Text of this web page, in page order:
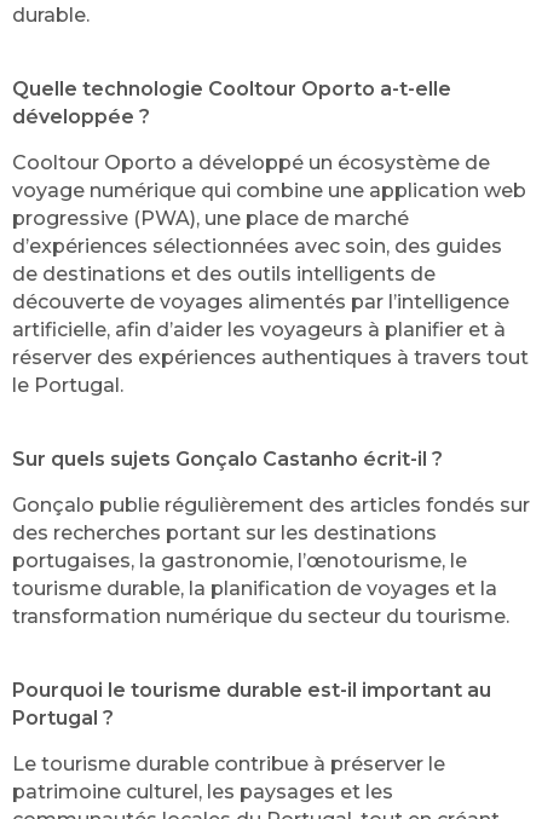
durable.
Quelle technologie Cooltour Oporto a-t-elle
développée ?
Cooltour Oporto a développé un écosystème de
voyage numérique qui combine une application web
progressive (PWA), une place de marché
d’expériences sélectionnées avec soin, des guides
de destinations et des outils intelligents de
découverte de voyages alimentés par l’intelligence
artificielle, afin d’aider les voyageurs à planifier et à
réserver des expériences authentiques à travers tout
le Portugal.
Sur quels sujets Gonçalo Castanho écrit-il ?
Gonçalo publie régulièrement des articles fondés sur
des recherches portant sur les destinations
portugaises, la gastronomie, l’œnotourisme, le
tourisme durable, la planification de voyages et la
transformation numérique du secteur du tourisme.
Pourquoi le tourisme durable est-il important au
Portugal ?
Le tourisme durable contribue à préserver le
patrimoine culturel, les paysages et les